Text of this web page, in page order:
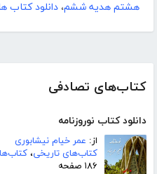
کتاب‌های تصادفی
دانلود کتاب نوروزنامه
از: عمر خیام نیشابوری
کتاب‌های تاریخی،
۱۸۶ صفحه
هشتم هدیه ششم، دانلود کتاب